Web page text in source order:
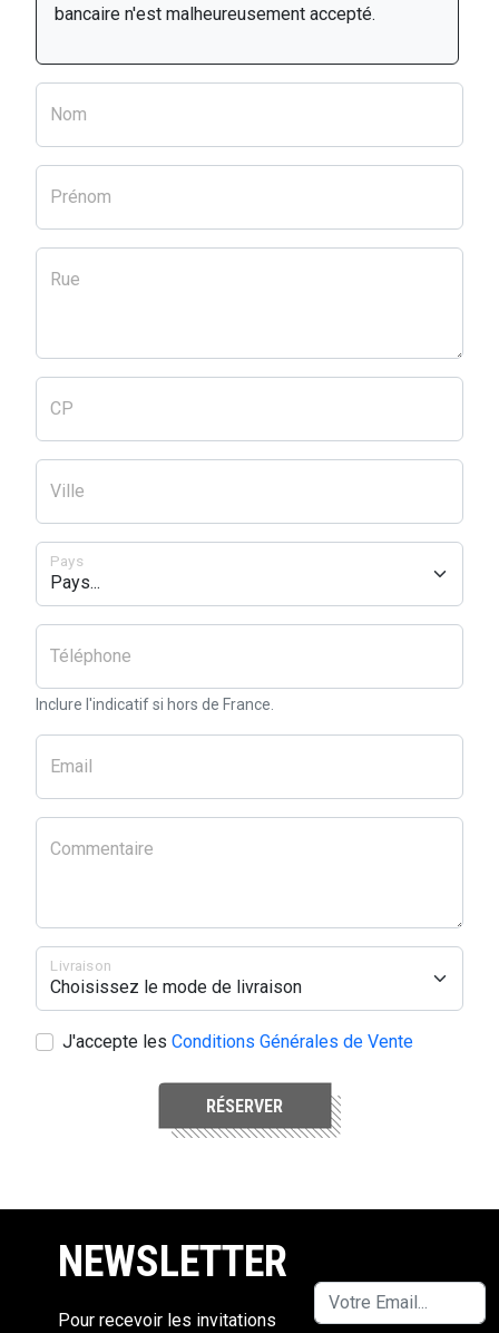
bancaire n'est malheureusement accepté.
Nom
Prénom
Rue
CP
Ville
Pays
Téléphone
Inclure l'indicatif si hors de France.
Email
Commentaire
Livraison
J'accepte les Conditions Générales de Vente
RÉSERVER
NEWSLETTER
Pour recevoir les invitations